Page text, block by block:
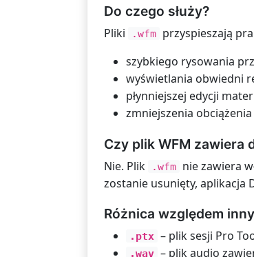
Do czego służy?
Pliki .wfm przyspieszają
szybkiego rysowania
wyświetlania obwiedni
płynniejszej edycji
zmniejszenia
Czy plik WFM zawiera
Nie. Plik .wfm nie zawiera
zostanie usunięty, aplikacja
Różnica względem
.ptx – plik sesji Pro
.wav – plik audio